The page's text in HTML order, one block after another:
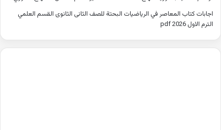
اجابات كتاب المعاصر في الرياضيات البحتة للصف الثانى الثانوى القسم العلمي
الترم الاول 2026 pdf